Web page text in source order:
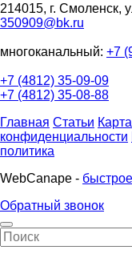
214015, г. Смоленск,
350909@bk.ru
многоканальный: +7
+7 (4812) 35-09-09
+7 (4812) 35-08-88
Главная Статьи
конфиденциальности
политика
WebCanape -
Обратный звонок